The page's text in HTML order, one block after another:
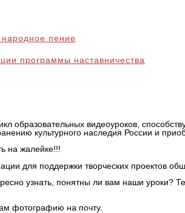
пение
программы наставничества
образовательных видеоуроков,
культурного наследия России и
на жалейке!!!
для поддержки творческих проектов
узнать, понятны ли вам наши уроки?
фотографию на почту.